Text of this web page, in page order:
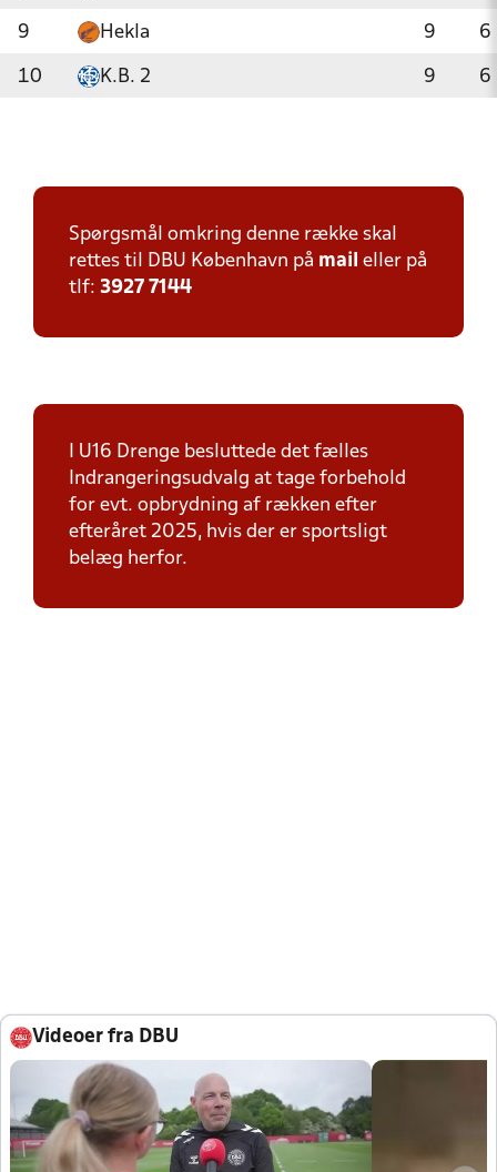
9 Hekla 9 6
10 K.B. 2 9 6
Spørgsmål omkring denne række skal
rettes til DBU København på mail eller på
tlf: 3927 7144
I U16 Drenge besluttede det fælles
Indrangeringsudvalg at tage forbehold
for evt. opbrydning af rækken efter
efteråret 2025, hvis der er sportsligt
belæg herfor.
Videoer fra DBU